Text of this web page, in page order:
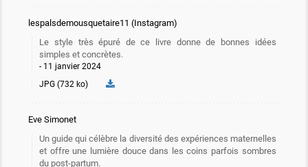
lespalsdemousquetaire11 (Instagram)
Le style très épuré de ce livre donne de bonnes idées
simples et concrètes.
11 janvier 2024
JPG (732 ko)
Eve Simonet
Un guide qui célèbre la diversité des expériences maternelles
et offre une lumière douce dans les coins parfois sombres
du post-partum.